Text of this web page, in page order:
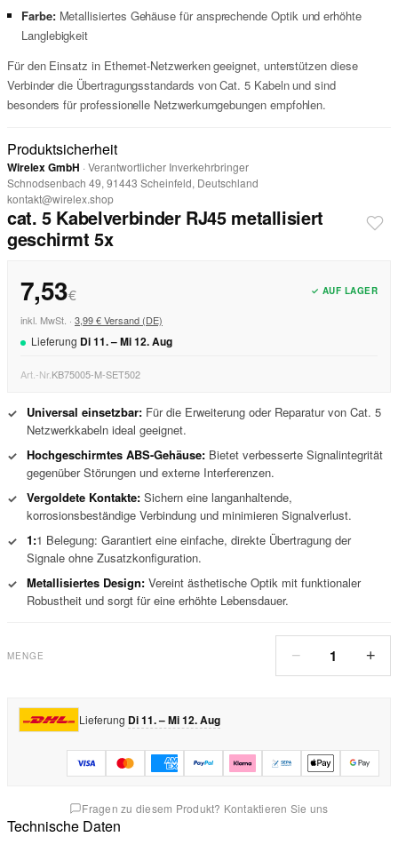
Farbe:Metallisiertes Gehäuse für ansprechende Optik und erhöhte
Langlebigkeit
Für den Einsatz in Ethernet-Netzwerken geeignet, unterstützen diese
Verbinder die Übertragungsstandards von Cat. 5 Kabeln und sind
besonders für professionelle Netzwerkumgebungen empfohlen.
Produktsicherheit
Wirelex GmbH · Verantwortlicher Inverkehrbringer
Schnodsenbach 49, 91443 Scheinfeld, Deutschland
kontakt@wirelex.shop
cat. 5 Kabelverbinder RJ45 metallisiert
geschirmt 5x
7,53€ ✓ AUF LAGER
inkl. MwSt. · 3,99 € Versand (DE)
Lieferung Di11. –Mi12.Aug
Art.-Nr.KB75005-M-SET502
✓ Universal einsetzbar: Für die Erweiterung oder Reparatur von Cat. 5
Netzwerkkabeln ideal geeignet.
✓ Hochgeschirmtes ABS-Gehäuse: Bietet verbesserte Signalintegrität
gegenüber Störungen und externe Interferenzen.
✓ Vergoldete Kontakte: Sichern eine langanhaltende,
korrosionsbeständige Verbindung und minimieren Signalverlust.
✓ 1:1 Belegung: Garantiert eine einfache, direkte Übertragung der
Signale ohne Zusatzkonfiguration.
✓ Metallisiertes Design: Vereint ästhetische Optik mit funktionaler
Robustheit und sorgt für eine erhöhte Lebensdauer.
MENGE − 1 +
Lieferung Di 11. – Mi 12. Aug
Fragen zu diesem Produkt? Kontaktieren Sie uns
Technische Daten